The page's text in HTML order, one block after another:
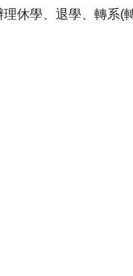
休學、 退學、轉系(